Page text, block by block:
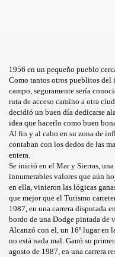
1956 en un pequeño pueblo
Como tantos otros pueblitos
campo, seguramente sería
ruta de acceso camino a otra
decidió un buen día dedicarse
idea que hacerlo como buen
Al fin y al cabo en su zona de
contaban con los dedos de las
entera.
Se inició en el Mar y Sierras,
innumerables valores que aún
en ella, vinieron las lógicas
que mejor que el Turismo
1987, en una carrera disputada
bordo de una Dodge pintada de
Alcanzó con el, un 16º lugar en
no está nada mal. Ganó su
agosto de 1987, en una carrera